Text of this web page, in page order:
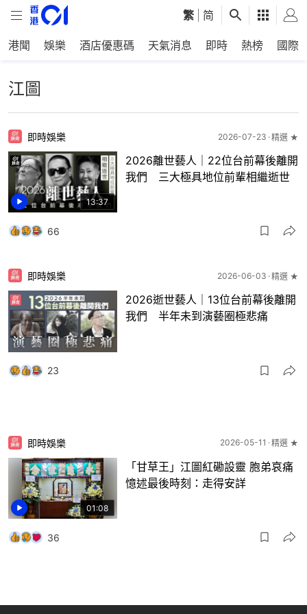
繁 简
港聞 娛樂 酒店優惠碼 天氣消息 即時 熱榜 國際
江圖
13:37
即時娛樂 2026-07-23 精選 ★
2026離世藝人｜22位台前幕後離開
我們 三大極具地位前輩相繼逝世
66
即時娛樂 2026-06-03 精選 ★
2026逝世藝人｜13位台前幕後離開
我們 半年未到演藝圈極悲痛
23
01:08
即時娛樂 2026-05-11 精選 ★
「甘草王」江圖紅磡設靈 胞弟哀痛
憶述最後時刻：走得安詳
36